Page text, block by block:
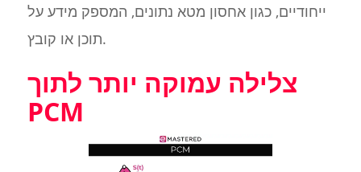
ייחודיים, כגון אחסון מטא נתונים, המספק מידע על
תוכן או קובץ.
צלילה עמוקה יותר לתוך
PCM